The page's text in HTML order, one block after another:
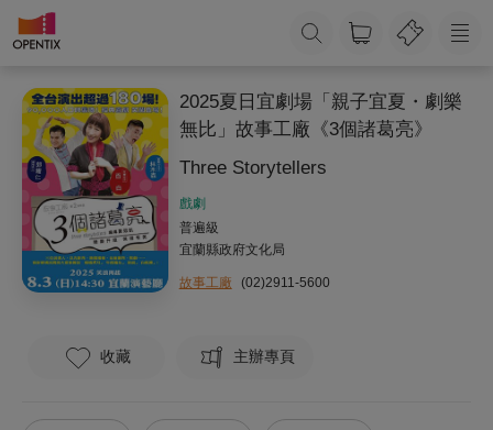
2025夏日宜劇場「親子宜夏・劇樂
無比」故事工廠《3個諸葛亮》
Three Storytellers
戲劇
普遍級
宜蘭縣政府文化局
故事工廠 (02)2911-5600
收藏 主辦專頁